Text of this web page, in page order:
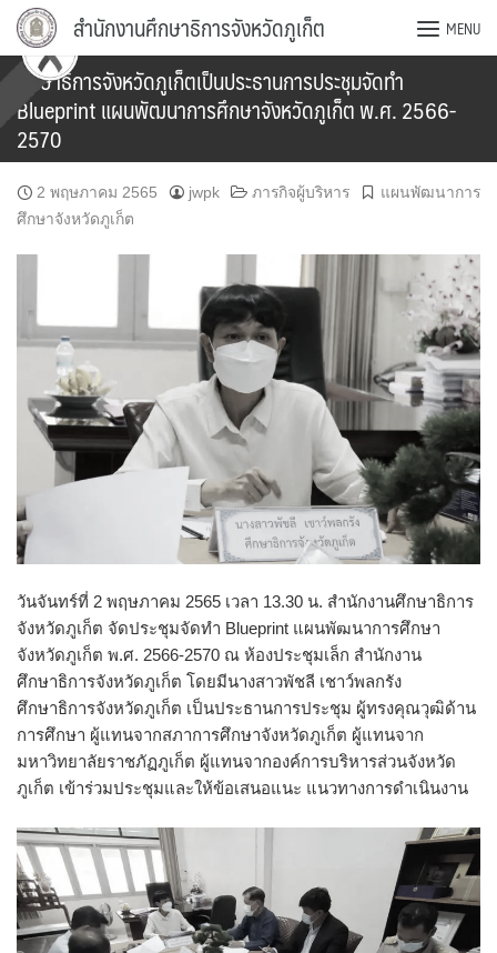
Skip
content
สำนักงานศึกษาธิการจังหวัดภูเก็ต MENU
ศึกษาธิการจังหวัดภูเก็ตเป็นประธานการประชุมจัดทำ
Blueprint แผนพัฒนาการศึกษาจังหวัดภูเก็ต พ.ศ. 2566-
2570
2 พฤษภาคม 2565 jwpk ภารกิจผู้บริหาร
แผนพัฒนาการ
ศึกษาจังหวัดภูเก็ต
วันจันทร์ที่ 2 พฤษภาคม 2565 เวลา 13.30 น. สำนักงานศึกษาธิการ
จังหวัดภูเก็ต จัดประชุมจัดทำ Blueprint แผนพัฒนาการศึกษา
จังหวัดภูเก็ต พ.ศ. 2566-2570 ณ ห้องประชุมเล็ก สำนักงาน
ศึกษาธิการจังหวัดภูเก็ต โดยมีนางสาวพัชลี เชาว์พลกรัง
ศึกษาธิการจังหวัดภูเก็ต เป็นประธานการประชุม ผู้ทรงคุณวุฒิด้าน
การศึกษา ผู้แทนจากสภาการศึกษาจังหวัดภูเก็ต ผู้แทนจาก
มหาวิทยาลัยราชภัฏภูเก็ต ผู้แทนจากองค์การบริหารส่วนจังหวัด
ภูเก็ต เข้าร่วมประชุมและให้ข้อเสนอแนะ แนวทางการดำเนินงาน